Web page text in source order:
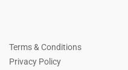
Terms & Conditions
Privacy Policy